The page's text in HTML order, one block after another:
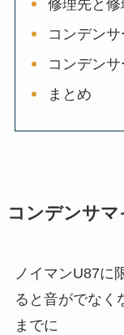
修理先と
コンデン
コンデン
まとめ
コンデンサ
ノイマンU87に
ると音がでなく
までに